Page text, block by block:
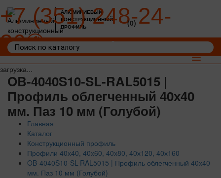
загрузка...
АЛЮМИНИЕВЫЙ
КОНСТРУКЦИОННЫЙ
ПРОФИЛЬ
+7 (351) 248-24-
36
(0)
Toggle
OB-4040S10-SL-RAL5015 |
Профиль облегченный 40х40
мм. Паз 10 мм (Голубой)
Главная
Каталог
Конструкционный профиль
Профили 40х40, 40х60, 40х80, 40х120, 40х160
OB-4040S10-SL-RAL5015 | Профиль облегченный 40х40
мм. Паз 10 мм (Голубой)